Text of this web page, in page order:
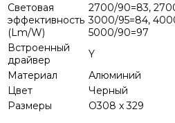
Световая
эффективность
(Lm/W)
2700/90=83,
3000/95=84,
5000/90=97
Встроенный
драйвер
Y
Материал
Алюминий
Цвет
Черный
Размеры
O308 x 329